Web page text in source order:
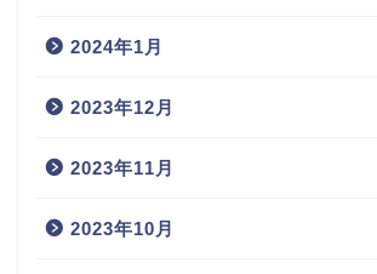
2024年1月
2023年12月
2023年11月
2023年10月